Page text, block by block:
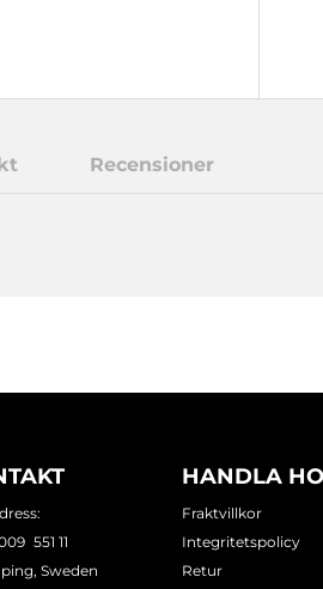
Recensioner
551 11
Sweden
HANDLA
Fraktvillkor
Integritetspolicy
Retur